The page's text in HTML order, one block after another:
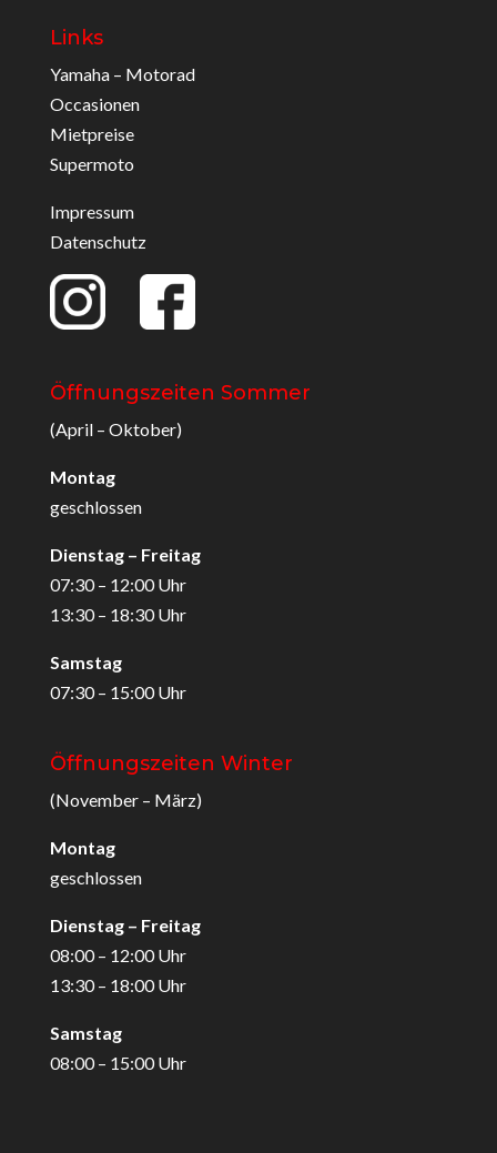
Links
Yamaha – Motorad
Occasionen
Mietpreise
Supermoto
Impressum
Datenschutz
Öffnungszeiten Sommer
(April – Oktober)
Montag
geschlossen
Dienstag – Freitag
07:30 – 12:00 Uhr
13:30 – 18:30 Uhr
Samstag
07:30 – 15:00 Uhr
Öffnungszeiten Winter
(November – März)
Montag
geschlossen
Dienstag – Freitag
08:00 – 12:00 Uhr
13:30 – 18:00 Uhr
Samstag
08:00 – 15:00 Uhr